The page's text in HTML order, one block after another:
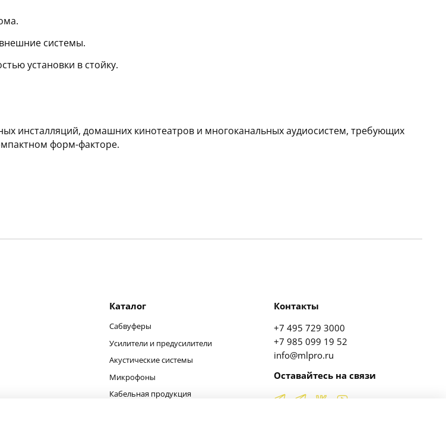
системы.
установки в стойку.
инсталляций, домашних кинотеатров и многоканальных аудиосистем, требующих
форм-факторе.
Каталог
Сабвуферы
Усилители и предусилители
Акустические системы
Микрофоны
Кабельная продукция
Контакты
+7 495 729 3000
+7 985 099 19 52
info@mlpro.ru
Оставайтесь на связи